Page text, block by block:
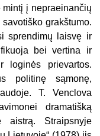
į nepraeinančių
grakštumo.
sprendimų laisvę ir
bei vertina ir
loginės prievartos.
politinę sąmonę,
T. Venclova
dramatišką
Straipsnyje